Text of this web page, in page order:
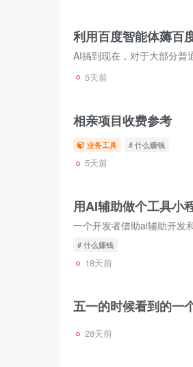
利用百度智能体薅百
5天前
相亲项目收费参考
业务工具 # 什么赚钱
5天前
用AI辅助做个工具小
# 什么赚钱
18天前
五一的时候看到的一
28天前